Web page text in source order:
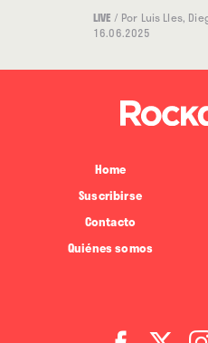
LIVE / Por Luis Lles,
16.06.2025
Home
Suscribirse
Contacto
Quiénes somos